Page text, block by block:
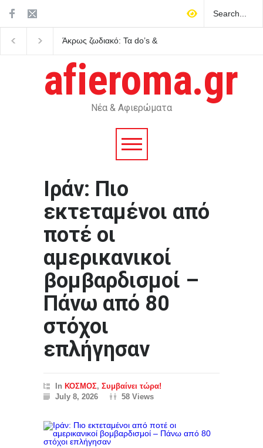
Άκρως ζωδιακό: Τα do’s &
afieroma.gr
Νέα & Αφιερώματα
Ιράν: Πιο
εκτεταμένοι από
ποτέ οι
αμερικανικοί
βομβαρδισμοί –
Πάνω από 80
στόχοι
επλήγησαν
In ΚΟΣΜΟΣ, Συμβαίνει τώρα!
July 8, 2026
58 Views